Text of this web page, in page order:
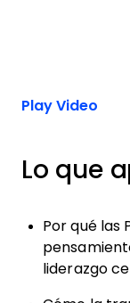
Play Video
Lo que
Por qué las
liderazgo